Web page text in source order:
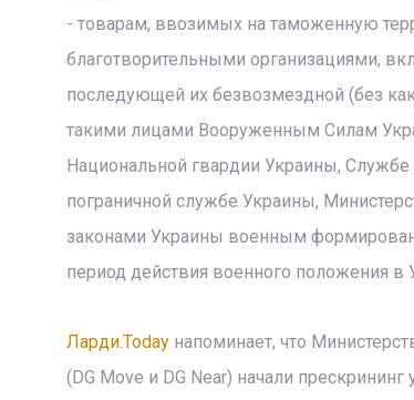
- товарам, ввозимых на таможенную
благотворительными организациями,
последующей их безвозмездной (без
такими лицами Вооруженным Силам
Национальной гвардии Украины,
пограничной службе Украины,
законами Украины военным
период действия военного положения в
Ларди.Todayнапоминает, что
(DG Move и DG Near) начали